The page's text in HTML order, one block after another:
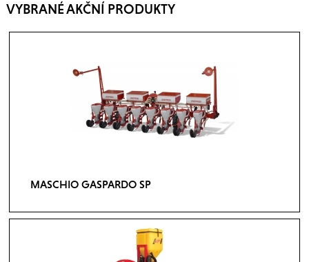
VYBRANÉ AKČNÍ PRODUKTY
MASCHIO GASPARDO SP